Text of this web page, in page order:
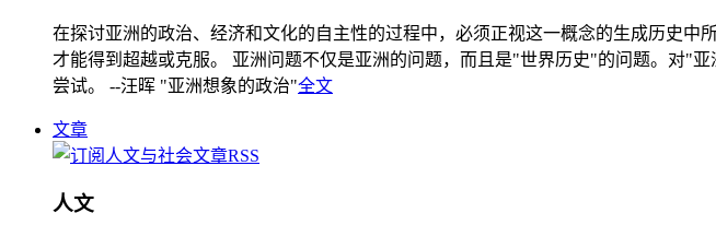
在探讨亚洲的政治、经济和文化的自主性的过程中，必须正视这一概念的生成历史
才能得到超越或克服。 亚洲问题不仅是亚洲的问题，而且是"世界历史"的问题。对"
尝试。 --汪晖 "亚洲想象的政治"全文
文章
人文